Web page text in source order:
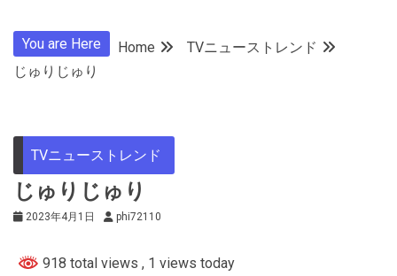
You are Here Home
TVニューストレンド
じゅりじゅり
TVニューストレンド
じゅりじゅり
2023年4月1日 phi72110
918 total views , 1 views today